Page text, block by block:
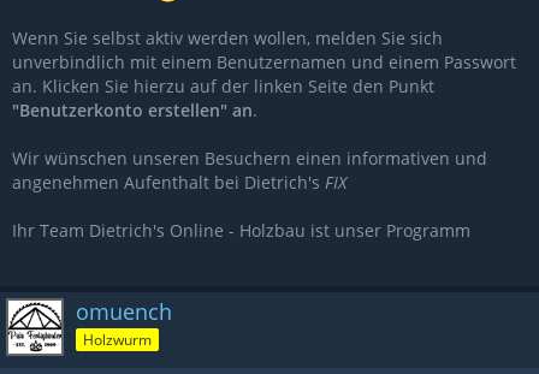
Wenn Sie selbst aktiv werden wollen, melden Sie sich
unverbindlich mit einem Benutzernamen und einem Passwort
an. Klicken Sie hierzu auf der linken Seite den Punkt
"Benutzerkonto erstellen" an.
Wir wünschen unseren Besuchern einen informativen und
angenehmen Aufenthalt bei Dietrich's FIX
Ihr Team Dietrich's Online - Holzbau ist unser Programm
omuench
Holzwurm